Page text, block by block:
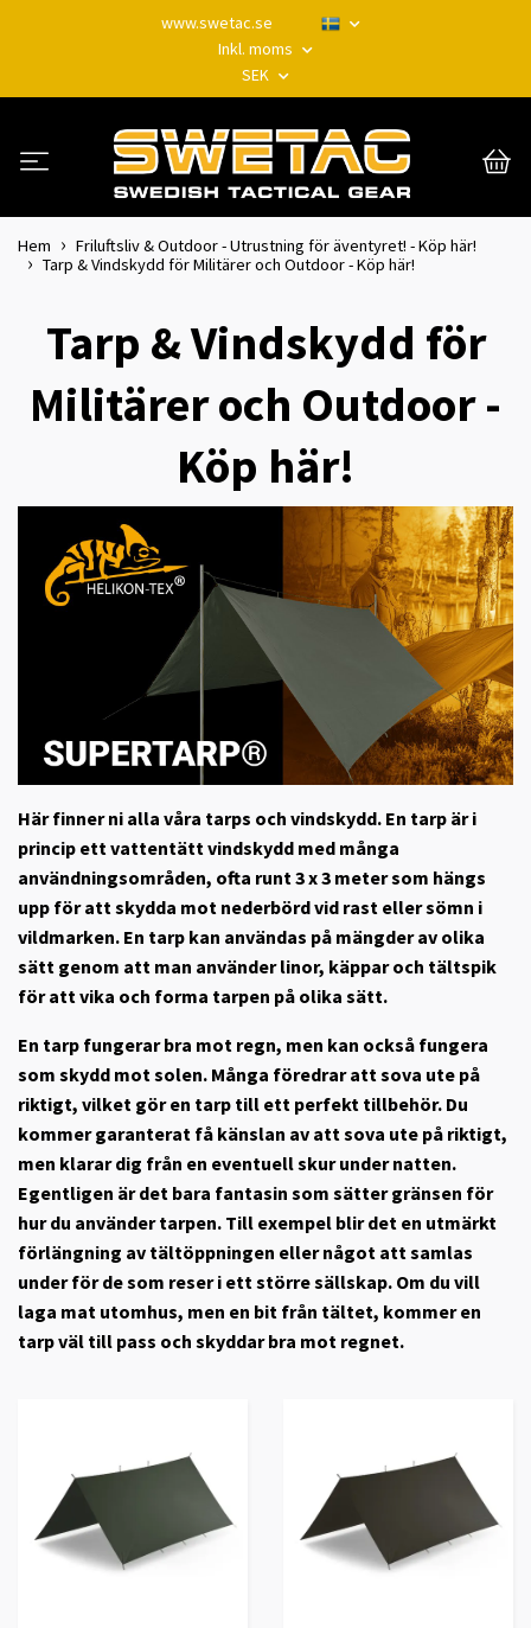
www.swetac.se
Inkl. moms
SEK
Hem
Friluftsliv & Outdoor - Utrustning för äventyret! - Köp här!
Tarp & Vindskydd för Militärer och Outdoor - Köp här!
Tarp & Vindskydd för
Militärer och Outdoor -
Köp här!
Här finner ni alla våra tarps och vindskydd. En tarp är i
princip ett vattentätt vindskydd med många
användningsområden, ofta runt 3 x 3 meter som hängs
upp för att skydda mot nederbörd vid rast eller sömn i
vildmarken. En tarp kan användas på mängder av olika
sätt genom att man använder linor, käppar och tältspik
för att vika och forma tarpen på olika sätt.
En tarp fungerar bra mot regn, men kan också fungera
som skydd mot solen. Många föredrar att sova ute på
riktigt, vilket gör en tarp till ett perfekt tillbehör. Du
kommer garanterat få känslan av att sova ute på riktigt,
men klarar dig från en eventuell skur under natten.
Egentligen är det bara fantasin som sätter gränsen för
hur du använder tarpen. Till exempel blir det en utmärkt
förlängning av tältöppningen eller något att samlas
under för de som reser i ett större sällskap. Om du vill
laga mat utomhus, men en bit från tältet, kommer en
tarp väl till pass och skyddar bra mot regnet.